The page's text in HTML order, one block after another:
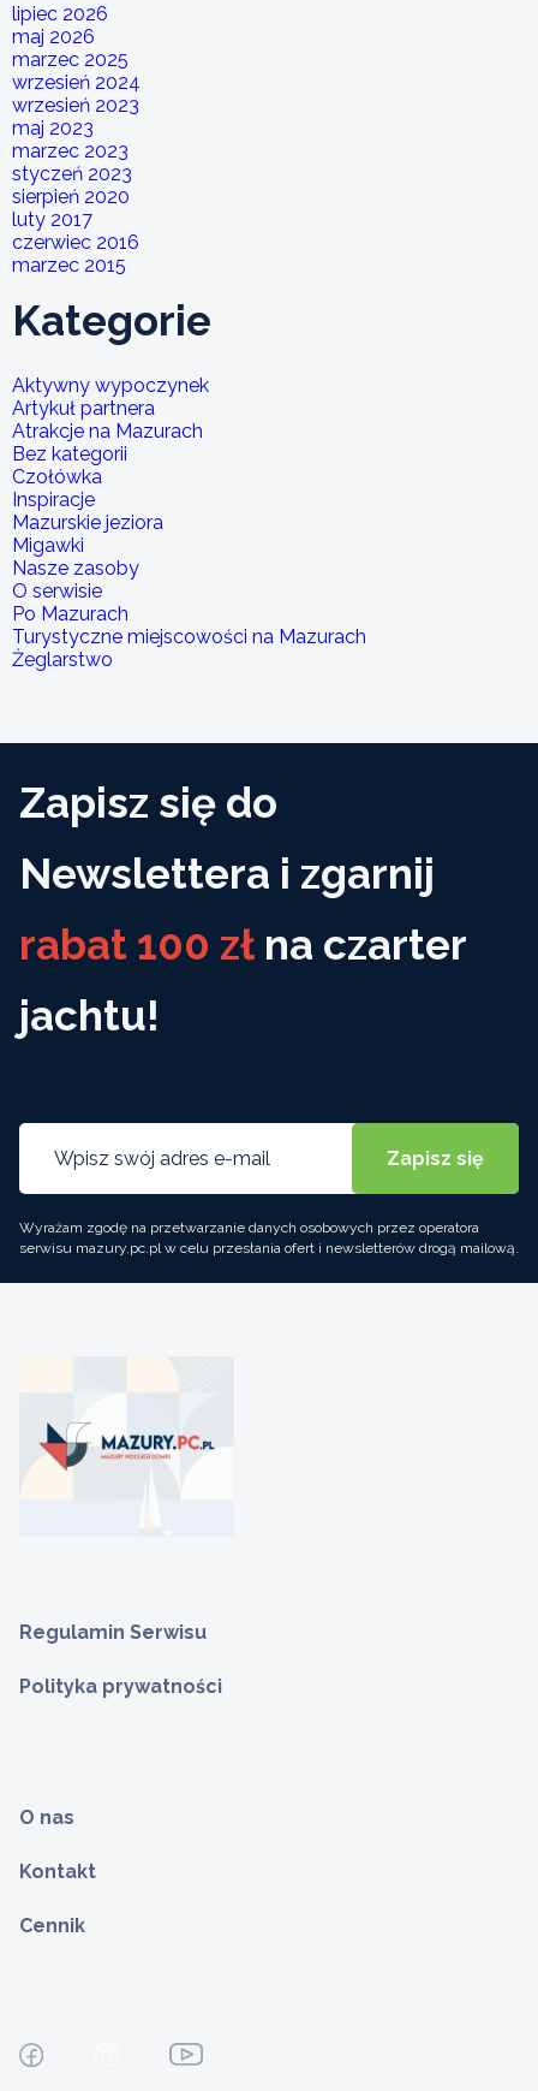
lipiec 2026
maj 2026
marzec 2025
wrzesień 2024
wrzesień 2023
maj 2023
marzec 2023
styczeń 2023
sierpień 2020
luty 2017
czerwiec 2016
marzec 2015
Kategorie
Aktywny wypoczynek
Artykuł partnera
Atrakcje na Mazurach
Bez kategorii
Czołówka
Inspiracje
Mazurskie jeziora
Migawki
Nasze zasoby
O serwisie
Po Mazurach
Turystyczne miejscowości na Mazurach
Żeglarstwo
Zapisz się do
Newslettera i zgarnij
rabat 100 zł na czarter
jachtu!
Wyrażam zgodę na przetwarzanie danych osobowych przez operatora
serwisu mazury.pc.pl w celu przesłania ofert i newsletterów drogą mailową.
Regulamin Serwisu
Polityka prywatności
O nas
Kontakt
Cennik